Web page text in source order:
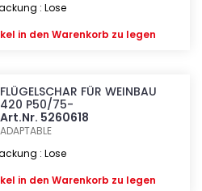
: Lose
in den Warenkorb zu legen
FLÜGELSCHAR FÜR WEINBAU
420 P50/75-
Art.Nr. 5260618
ADAPTABLE
: Lose
in den Warenkorb zu legen